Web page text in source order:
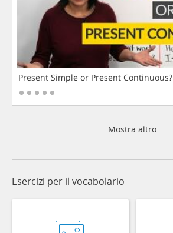
Present Simple or Present Continuous?
Mostra altro
Esercizi per il vocabolario